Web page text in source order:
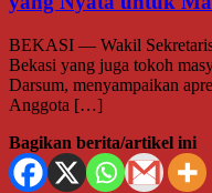
BEKASI — Wakil
Bekasi yang juga tokoh
Darsum, menyampaikan
Anggota […]
Bagikan berita/artikel ini